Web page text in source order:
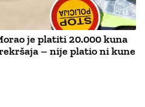
je platiti 20.000 kuna
– nije platio ni kune